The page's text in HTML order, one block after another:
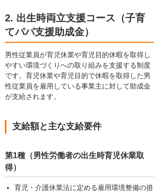
2. 出生時両立支援コース（子育
てパパ支援助成金）
男性従業員が育児休業や育児目的休暇を取得し
やすい環境づくりへの取り組みを支援する制度
です。育児休業や育児目的で休暇を取得した男
性従業員を雇用している事業主に対して助成金
が支給されます。
支給額と主な支給要件
第1種（男性労働者の出生時育児休業取
得）
育児・介護休業法に定める雇用環境整備の措